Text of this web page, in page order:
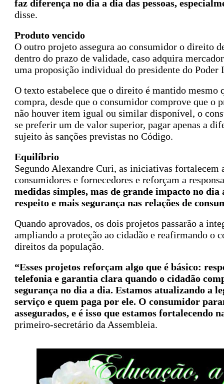
faz diferença no dia a dia das pessoas,
disse.
Produto vencido
O outro projeto assegura ao consumidor o direito
dentro do prazo de validade, caso adquira
uma proposição individual do presidente do
O texto estabelece que o direito é mantido
compra, desde que o consumidor comprove que o
não houver item igual ou similar disponível, o
se preferir um de valor superior, pagar apenas a
sujeito às sanções previstas no Código.
Equilíbrio
Segundo Alexandre Curi, as iniciativas
consumidores e fornecedores e reforçam a
medidas simples, mas de grande impacto no
respeito e mais segurança nas relações de
Quando aprovados, os dois projetos passarão a
ampliando a proteção ao cidadão e reafirmando o
direitos da população.
“Esses projetos reforçam algo que é básico:
telefonia e garantia clara quando o cidadão
segurança no dia a dia. Estamos atualizando a
serviço e quem paga por ele. O consumidor
assegurados, e é isso que estamos fortalecendo
primeiro-secretário da Assembleia.